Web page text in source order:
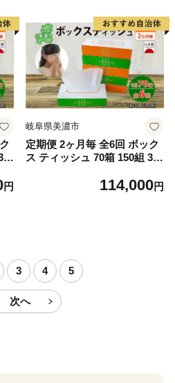
生活応援 宮嶋商店 送料無料
岐阜県 【 】
吸
円
岐阜県美濃市
定期便 2ヶ月毎 全6回 ボック
ス ティッシュ 70箱 150組 30
ペーパー BOX 日用品 備蓄 吸
114,000円
3 4 5
次へ